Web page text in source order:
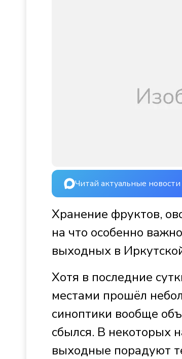
Читай актуальные
Хранение фруктов,
на что особенно
выходных в
Хотя в последние
местами прошёл
синоптики вообще
сбылся. В некоторых
выходные порадуют